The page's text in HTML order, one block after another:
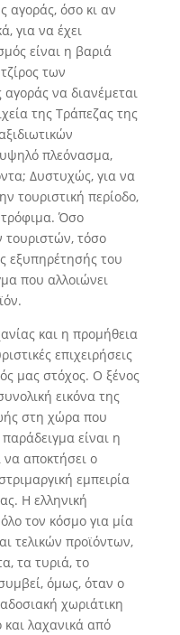
αγοράς, όσο κι αν
για να έχει
είναι η βαριά
των
αγοράς να διανέμεται
της Τράπεζας της
πλεόνασμα,
Δυστυχώς, για να
τουριστική περίοδο,
Όσο
τουριστών, τόσο
εξυπηρέτησής του
που αλλοιώνει
και η προμήθεια
επιχειρήσεις
μας στόχος. Ο ξένος
εικόνα της
στη χώρα που
είναι η
να αποκτήσει ο
εμπειρία
Η ελληνική
τον κόσμο για μία
τελικών προϊόντων,
τα τυριά, το
όμως, όταν ο
χωριάτικη
και λαχανικά από